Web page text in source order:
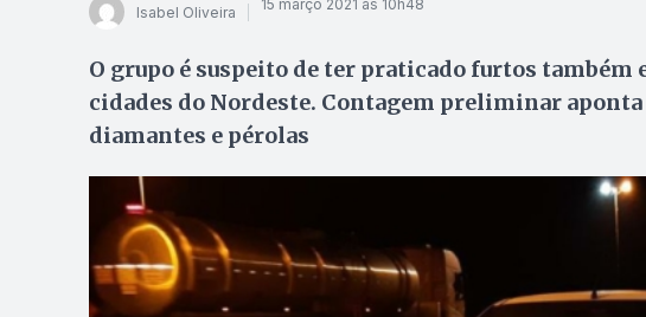
Isabel Oliveira 15 março 2021 às 10h48
O grupo é suspeito de ter praticado furtos também
cidades do Nordeste. Contagem preliminar
diamantes e pérolas